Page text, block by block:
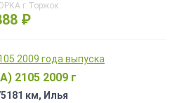
г.Торжок
₽
2105 2009 г
км, Илья